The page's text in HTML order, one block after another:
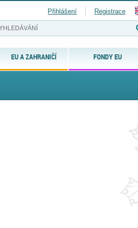
EU A ZAHRANIČÍ FONDY EU
Přihlášení Registrace